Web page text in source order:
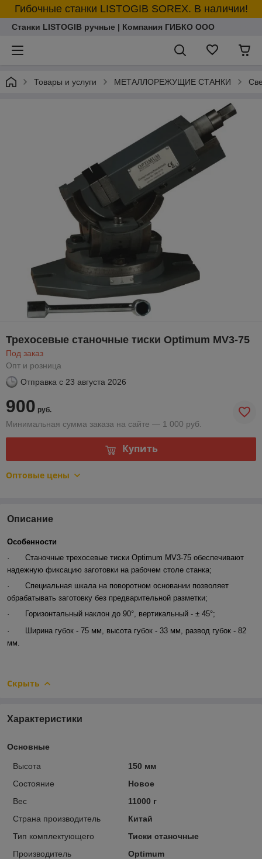
Гибочные станки LISTOGIB SOREX. В наличии!
Станки LISTOGIB ручные | Компания ГИБКО ООО
Товары и услуги МЕТАЛЛОРЕЖУЩИЕ СТАНКИ
Трехосевые станочные тиски Optimum MV3-75
Под заказ
Опт и розница
Отправка с 23 августа 2026
900 руб.
Минимальная сумма заказа на сайте — 1 000 руб.
Купить
Оптовые цены
Описание
Особенности
·
Станочные трехосевые тиски Optimum MV3-75 обеспечивают
надежную фиксацию заготовки на рабочем столе станка;
·
Специальная шкала на поворотном основании позволяет
обрабатывать заготовку без предварительной разметки;
·
Горизонтальный наклон до 90°, вертикальный - ± 45°;
·
Ширина губок - 75 мм, высота губок - 33 мм, развод губок - 82
мм.
Скрыть
Характеристики
Основные
Высота
150 мм
Состояние
Новое
Вес
11000 г
Страна производитель
Китай
Тип комплектующего
Тиски станочные
Производитель
Optimum